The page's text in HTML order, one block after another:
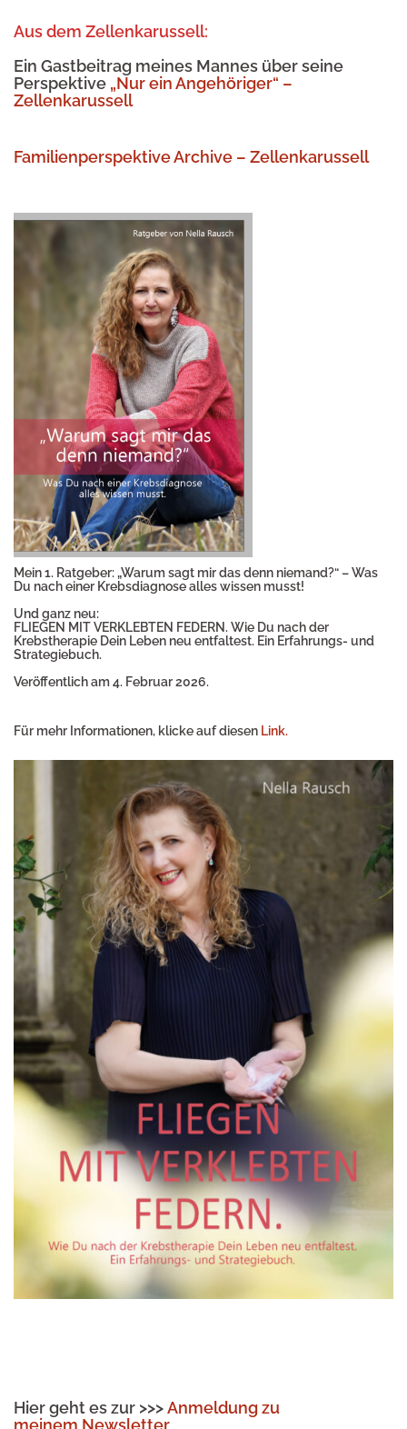
Aus dem Zellenkarussell:
Ein Gastbeitrag meines Mannes über seine
Perspektive „Nur ein Angehöriger“ –
Zellenkarussell
Familienperspektive Archive – Zellenkarussell
Mein 1. Ratgeber: „Warum sagt mir das denn niemand?“ – Was
Du nach einer Krebsdiagnose alles wissen musst!
Und ganz neu:
FLIEGEN MIT VERKLEBTEN FEDERN. Wie Du nach der
Krebstherapie Dein Leben neu entfaltest. Ein Erfahrungs- und
Strategiebuch.
Veröffentlich am 4. Februar 2026.
Für mehr Informationen, klicke auf diesen Link.
Hier geht es zur >>>Anmeldung zu
meinem Newsletter